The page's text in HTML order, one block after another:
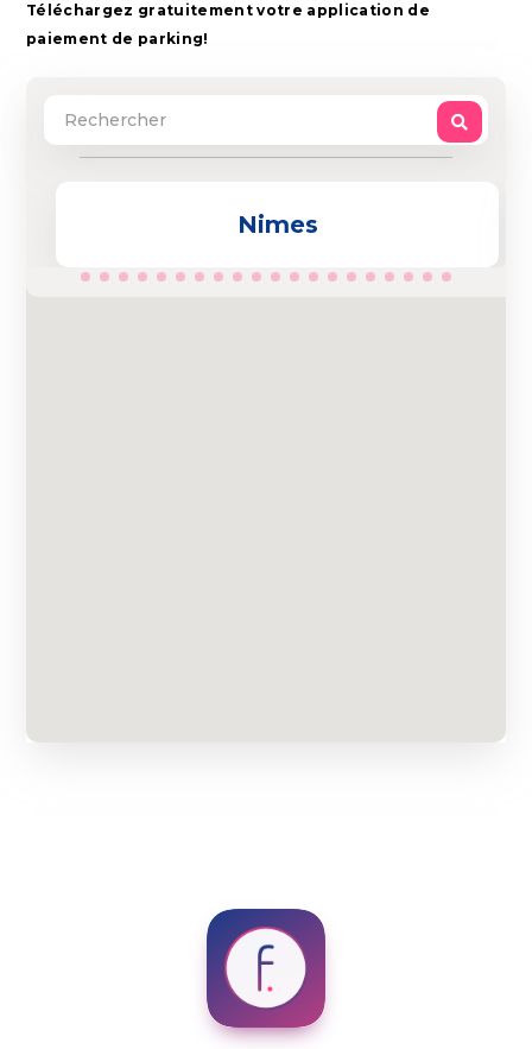
Téléchargez gratuitement votre application de
paiement de parking!
Nimes